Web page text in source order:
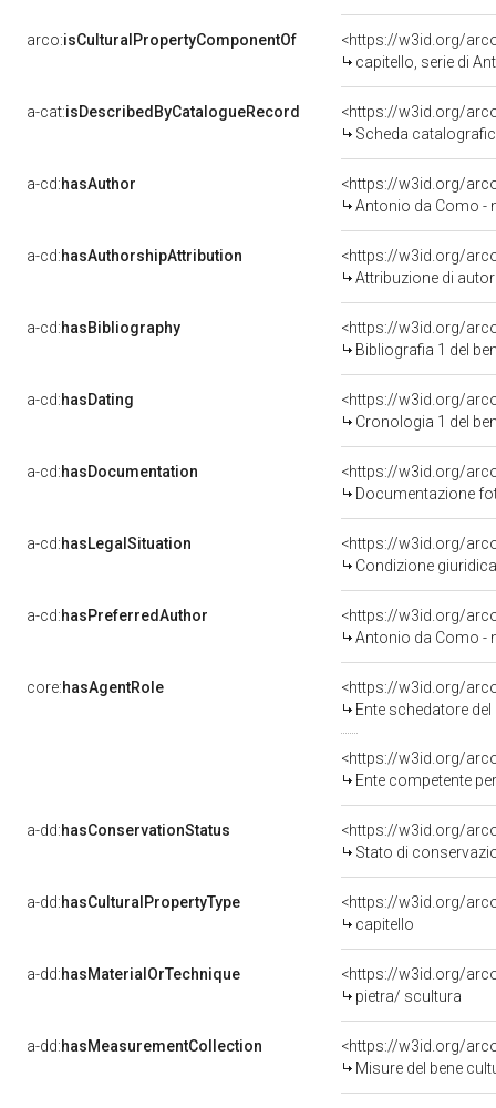
arco:isCulturalPropertyComponentOf
<https://w3id.org/
capitello, serie di
a-cat:isDescribedByCatalogueRecord
<https://w3id.org/
Scheda
a-cd:hasAuthor
<https://w3id.org/
Antonio da Como -
a-cd:hasAuthorshipAttribution
<https://w3id.org/
Attribuzione di
a-cd:hasBibliography
<https://w3id.org/
Bibliografia 1 del
a-cd:hasDating
<https://w3id.org/
Cronologia 1 del
a-cd:hasDocumentation
Documentazione
a-cd:hasLegalSituation
Condizione
a-cd:hasPreferredAuthor
<https://w3id.org/
Antonio da Como -
core:hasAgentRole
<https://w3id.org/
Ente schedatore
<https://w3id.org/
Ente competente per tutela del
a-dd:hasConservationStatus
<https://w3id.org/
Stato di
a-dd:hasCulturalPropertyType
<https://w3id.org/
capitello
a-dd:hasMaterialOrTechnique
<https://w3id.org/
pietra/ scultura
a-dd:hasMeasurementCollection
<https://w3id.org/
Misure del bene